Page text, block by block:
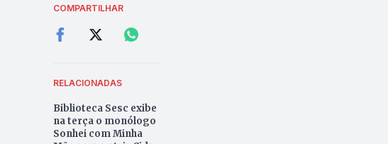
COMPARTILHAR
RELACIONADAS
Biblioteca Sesc exibe
na terça o monólogo
Sonhei com Minha